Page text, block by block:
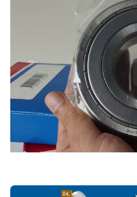
Vòng bi 6310 không sử
trường ngâm dầu...
C3 - Khe hở C3 của vòng
việc trong môi trường có
Tham khảo tiêu chuẩn C3
Vòng bi 6310-2Z(Sử